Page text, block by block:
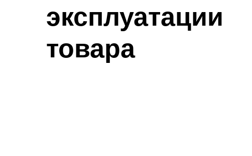
эксплуатации
товара